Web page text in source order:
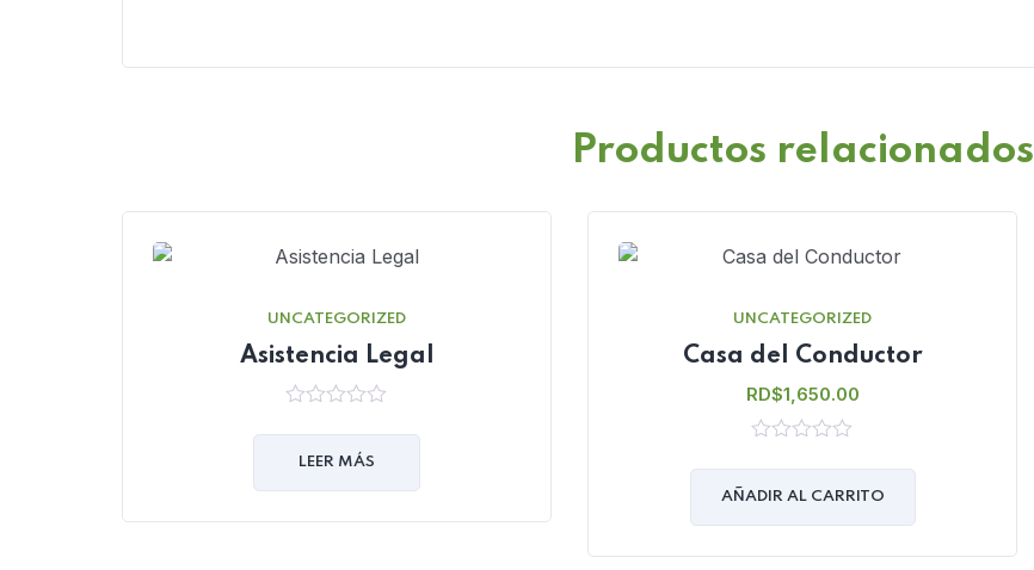
Productos relacionados
UNCATEGORIZED
Asistencia Legal
ofLEER MÁS
UNCATEGORIZED
Casa del Conductor
RD$1,650.00
of
AÑADIR AL CARRITO